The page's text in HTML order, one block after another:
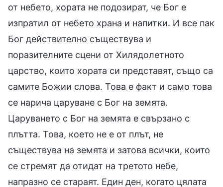
от небето, хората не подозират, че Бог е
изпратил от небето храна и напитки. И все пак
Бог действително съществува и
поразителните сцени от Хилядолетното
царство, които хората си представят, също са
самите Божии слова. Това е факт и само това
се нарича царуване с Бог на земята.
Царуването с Бог на земята е свързано с
плътта. Това, което не е от плът, не
съществува на земята и затова всички, които
се стремят да отидат на третото небе,
напразно се стараят. Един ден, когато цялата